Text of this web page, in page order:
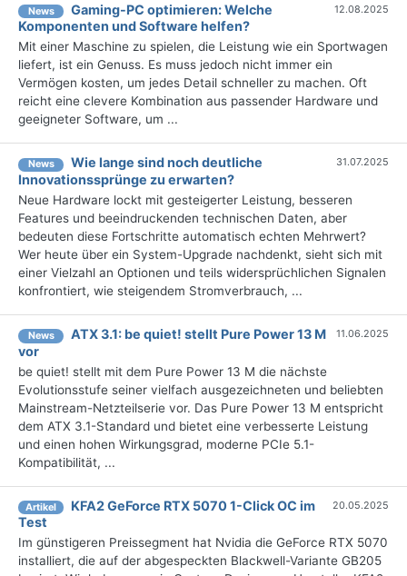
News
Gaming-PC optimieren: Welche
Komponenten und Software helfen?
12.08.2025
Mit einer Maschine zu spielen, die Leistung wie ein Sportwagen
liefert, ist ein Genuss. Es muss jedoch nicht immer ein
Vermögen kosten, um jedes Detail schneller zu machen. Oft
reicht eine clevere Kombination aus passender Hardware und
geeigneter Software, um ...
News
Wie lange sind noch deutliche
Innovationssprünge zu erwarten?
31.07.2025
Neue Hardware lockt mit gesteigerter Leistung, besseren
Features und beeindruckenden technischen Daten, aber
bedeuten diese Fortschritte automatisch echten Mehrwert?
Wer heute über ein System-Upgrade nachdenkt, sieht sich mit
einer Vielzahl an Optionen und teils widersprüchlichen Signalen
konfrontiert, wie steigendem Stromverbrauch, ...
News
ATX 3.1: be quiet! stellt Pure Power 13 M
vor
11.06.2025
be quiet! stellt mit dem Pure Power 13 M die nächste
Evolutionsstufe seiner vielfach ausgezeichneten und beliebten
Mainstream-Netzteilserie vor. Das Pure Power 13 M entspricht
dem ATX 3.1-Standard und bietet eine verbesserte Leistung
und einen hohen Wirkungsgrad, moderne PCIe 5.1-
Kompatibilität, ...
Artikel
KFA2 GeForce RTX 5070 1-Click OC im
Test
20.05.2025
Im günstigeren Preissegment hat Nvidia die GeForce RTX 5070
installiert, die auf der abgespeckten Blackwell-Variante GB205